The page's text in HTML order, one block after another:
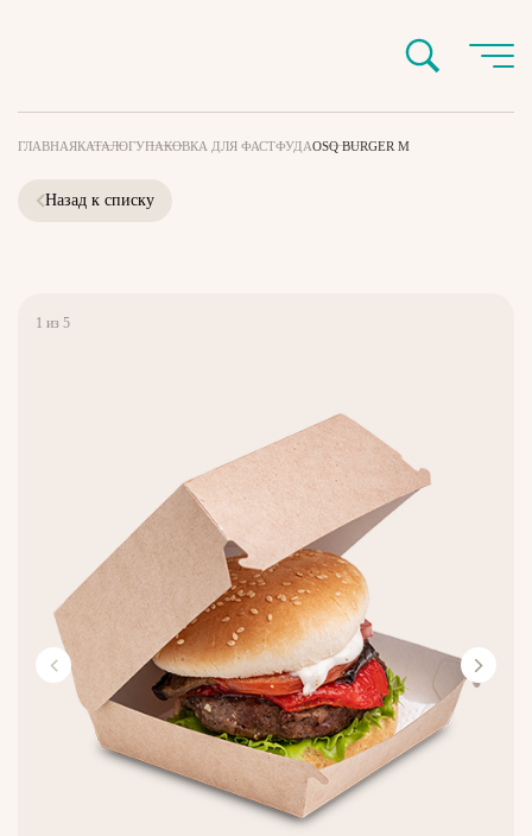
ГЛАВНАЯКАТАЛОГУПАКОВКА ДЛЯ ФАСТФУДАOSQ BURGER M
Назад к списку
1 из 5